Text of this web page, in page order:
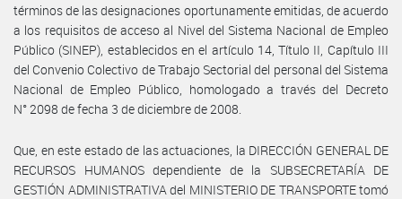
términos de las designaciones oportunamente emitidas, de acuerdo
a los requisitos de acceso al Nivel del Sistema Nacional de Empleo
Público (SINEP), establecidos en el artículo 14, Título II, Capítulo III
del Convenio Colectivo de Trabajo Sectorial del personal del Sistema
Nacional de Empleo Público, homologado a través del Decreto
N° 2098 de fecha 3 de diciembre de 2008.
Que, en este estado de las actuaciones, la DIRECCIÓN GENERAL DE
RECURSOS HUMANOS dependiente de la SUBSECRETARÍA DE
GESTIÓN ADMINISTRATIVA del MINISTERIO DE TRANSPORTE tomó